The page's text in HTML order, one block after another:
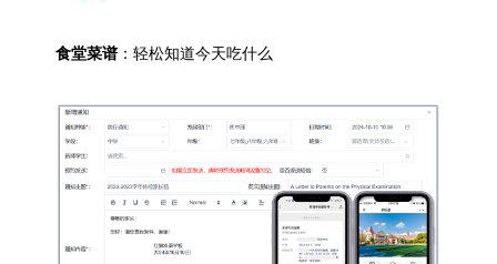
食堂菜谱：轻松知道今天吃什么